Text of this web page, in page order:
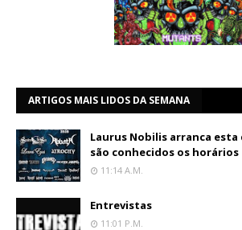
ARTIGOS MAIS LIDOS DA SEMANA
Laurus Nobilis arranca
são conhecidos os horários
11:14 A.m.
Entrevistas
11:01 P.m.